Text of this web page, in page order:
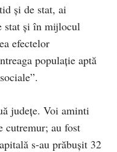
şi de stat, ai
stat şi în mijlocul
efectelor
populaţie aptă
judeţe. Voi aminti
cutremur; au fost
s-au prăbuşit 32